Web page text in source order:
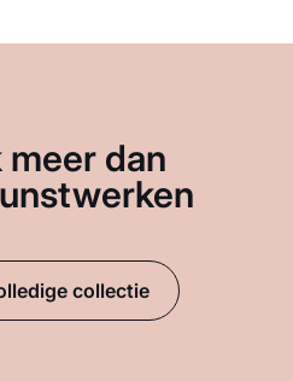
dan
collectie